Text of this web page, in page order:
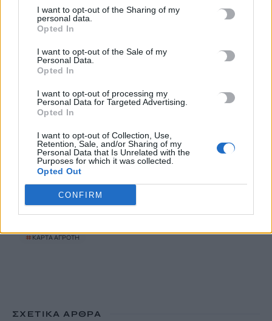
I want to opt-out of the Sharing of my
personal data.
Opted In
I want to opt-out of the Sale of my
Personal Data.
Opted In
I want to opt-out of processing my
Personal Data for Targeted Advertising.
Opted In
I want to opt-out of Collection, Use,
Retention, Sale, and/or Sharing of my
Personal Data that Is Unrelated with the
Purposes for which it was collected.
Opted Out
CONFIRM
Παρατείνονται τα προληπτικά μέτρα στην Κρήτη για την
ευλογιά των αιγοπροβάτων
Έκτακτο επίδομα παιδιού: Ποιοι πάνε ταμείο
6 Αυγούστου, 2026
πολύτεκνες οικογένειες
6 Αυγούστου, 2026
# ΚΑΡΤΑ ΑΓΡΟΤΗ
ΣΧΕΤΙΚΆ ΆΡΘΡΑ